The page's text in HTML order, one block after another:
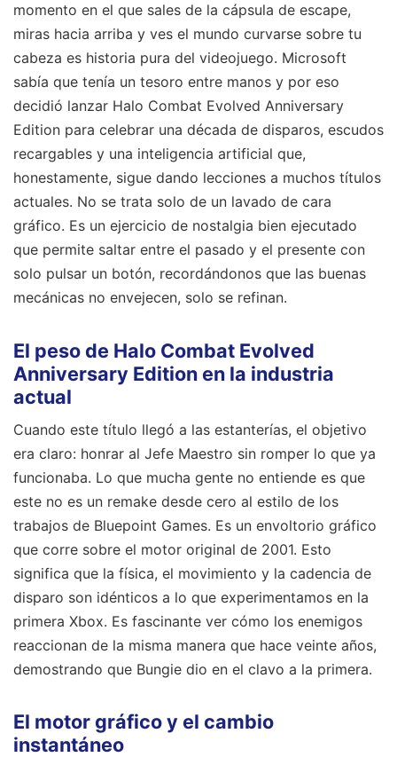
momento en el que sales de la cápsula de escape,
miras hacia arriba y ves el mundo curvarse sobre tu
cabeza es historia pura del videojuego. Microsoft
sabía que tenía un tesoro entre manos y por eso
decidió lanzar Halo Combat Evolved Anniversary
Edition para celebrar una década de disparos, escudos
recargables y una inteligencia artificial que,
honestamente, sigue dando lecciones a muchos títulos
actuales. No se trata solo de un lavado de cara
gráfico. Es un ejercicio de nostalgia bien ejecutado
que permite saltar entre el pasado y el presente con
solo pulsar un botón, recordándonos que las buenas
mecánicas no envejecen, solo se refinan.
El peso de Halo Combat Evolved
Anniversary Edition en la industria
actual
Cuando este título llegó a las estanterías, el objetivo
era claro: honrar al Jefe Maestro sin romper lo que ya
funcionaba. Lo que mucha gente no entiende es que
este no es un remake desde cero al estilo de los
trabajos de Bluepoint Games. Es un envoltorio gráfico
que corre sobre el motor original de 2001. Esto
significa que la física, el movimiento y la cadencia de
disparo son idénticos a lo que experimentamos en la
primera Xbox. Es fascinante ver cómo los enemigos
reaccionan de la misma manera que hace veinte años,
demostrando que Bungie dio en el clavo a la primera.
El motor gráfico y el cambio
instantáneo